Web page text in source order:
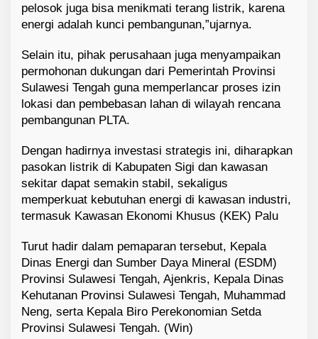
pelosok juga bisa menikmati terang listrik, karena
energi adalah kunci pembangunan,”ujarnya.
Selain itu, pihak perusahaan juga menyampaikan
permohonan dukungan dari Pemerintah Provinsi
Sulawesi Tengah guna memperlancar proses izin
lokasi dan pembebasan lahan di wilayah rencana
pembangunan PLTA.
Dengan hadirnya investasi strategis ini, diharapkan
pasokan listrik di Kabupaten Sigi dan kawasan
sekitar dapat semakin stabil, sekaligus
memperkuat kebutuhan energi di kawasan industri,
termasuk Kawasan Ekonomi Khusus (KEK) Palu
Turut hadir dalam pemaparan tersebut, Kepala
Dinas Energi dan Sumber Daya Mineral (ESDM)
Provinsi Sulawesi Tengah, Ajenkris, Kepala Dinas
Kehutanan Provinsi Sulawesi Tengah, Muhammad
Neng, serta Kepala Biro Perekonomian Setda
Provinsi Sulawesi Tengah. (Win)